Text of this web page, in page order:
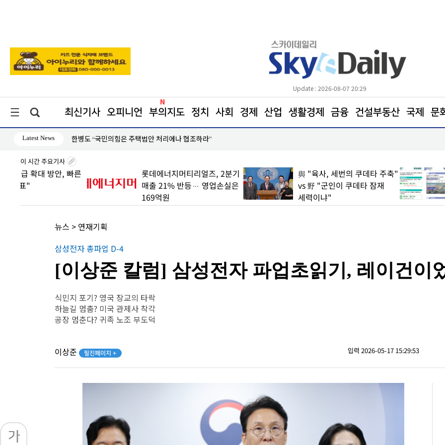
Update : 2026-08-07 20:29
최신기사 오피니언 부의지도 정치 사회 경제 산업 생활경제 금융 건설부동산 국제 문
Latest News 장동혁 “부동산 지옥 만든 주범은 이재명 정권”
이 시간 주요기사
롯데에너지머티리얼즈, 2분기
매출 21% 반등… 영업손실은
與 "육사, 세번의 쿠데타 주축"
vs 野 "군인이 쿠데타 잠재
세력이냐"
“3만1000개 기
‘2025 운수업·
착수
뉴스 > 연재기획
삼성전자 총파업 D-4
[이상준 칼럼] 삼성전자 파업초읽기, 레이건이
식민지 포기? 영국 장교의 타락
하늘길 멈춤? 미국 관제사 착각
공장 멈춘다? 귀족 노조 부도덕
이상준 필진페이지 + 입력 2026-05-17 15:29:53